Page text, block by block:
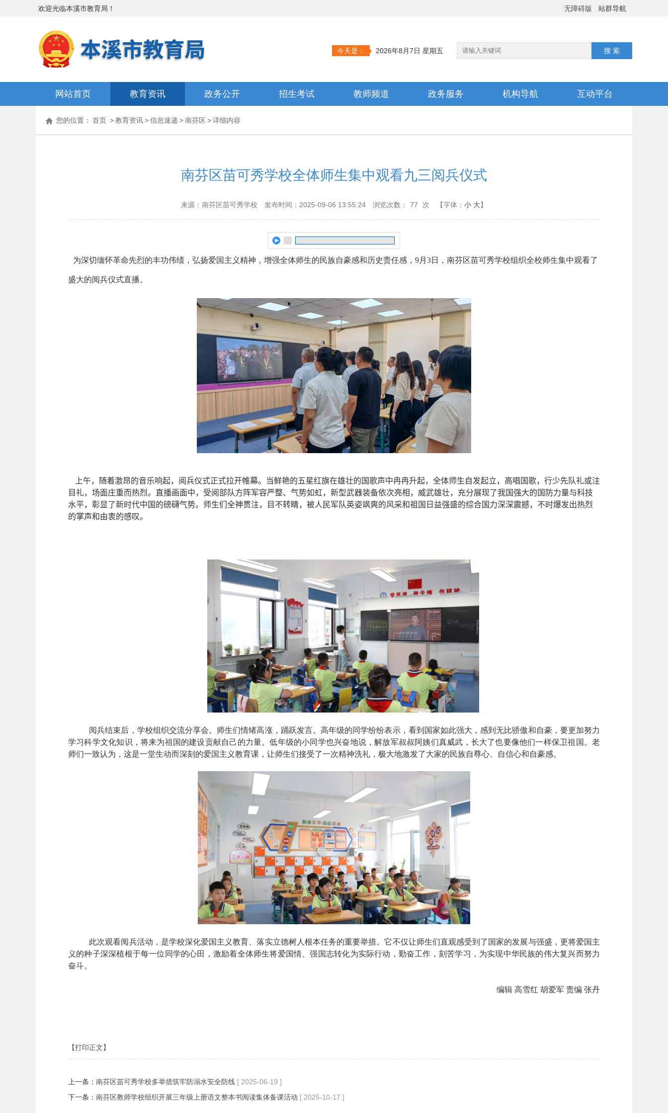
站群导航
无障碍版
欢迎光临本溪市教育局 ！
今天是： 2026年8月7日 星期五
网站首页 教育资讯 政务公开 招生考试 教师频道 政务服务 机构导航 互动平台
您的位置： 首页 >教育资讯>信息速递 >南芬区 >详细内容
南芬区苗可秀学校全体师生集中观看九三阅兵仪式
来源：南芬区苗可秀学校 发布时间：2025-09-06 13:55:24 浏览次数： 77 次 【字体： 小 大】
为深切缅怀革命先烈的丰功伟绩，弘扬爱国主义精神，增强全体师生的民族自豪感和历史责任感，9月3日，南芬区苗可秀学校组织全校师生集中观看了
盛大的阅兵仪式直播。
上午，随着激昂的音乐响起，阅兵仪式正式拉开帷幕。当鲜艳的五星红旗在雄壮的国歌声中冉冉升起，全体师生自发起立，高唱国歌，行少先队礼或注
目礼，场面庄重而热烈。直播画面中，受阅部队方阵军容严整、气势如虹，新型武器装备依次亮相，威武雄壮，充分展现了我国强大的国防力量与科技
水平，彰显了新时代中国的磅礴气势。师生们全神贯注，目不转睛，被人民军队英姿飒爽的风采和祖国日益强盛的综合国力深深震撼，不时爆发出热烈
的掌声和由衷的感叹。
阅兵结束后，学校组织交流分享会。师生们情绪高涨，踊跃发言。高年级的同学纷纷表示，看到国家如此强大，感到无比骄傲和自豪，要更加努力
学习科学文化知识，将来为祖国的建设贡献自己的力量。低年级的小同学也兴奋地说，解放军叔叔阿姨们真威武，长大了也要像他们一样保卫祖国。老
师们一致认为，这是一堂生动而深刻的爱国主义教育课，让师生们接受了一次精神洗礼，极大地激发了大家的民族自尊心、自信心和自豪感。
此次观看阅兵活动，是学校深化爱国主义教育、落实立德树人根本任务的重要举措。它不仅让师生们直观感受到了国家的发展与强盛，更将爱国主
义的种子深深植根于每一位同学的心田，激励着全体师生将爱国情、强国志转化为实际行动，勤奋工作，刻苦学习，为实现中华民族的伟大复兴而努力
奋斗。
编辑 高雪红 胡爱军 责编 张丹
【打印正文】
上一条： 南芬区苗可秀学校多举措筑牢防溺水安全防线 [ 2025-06-19 ]
下一条： 南芬区教师学校组织开展三年级上册语文整本书阅读集体备课活动 [ 2025-10-17 ]